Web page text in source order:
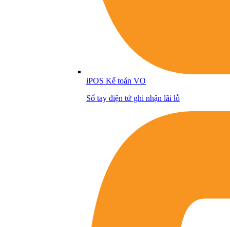
iPOS Kế toán VO
Sổ tay điện tử ghi nhận lãi lỗ